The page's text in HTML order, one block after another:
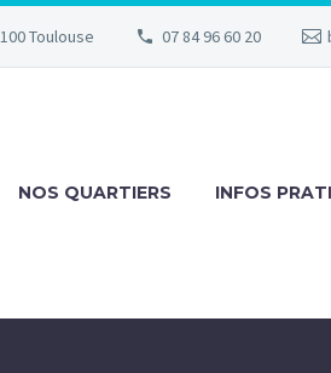
Toulouse 07 84 96 60 20
NOS QUARTIERS INFOS